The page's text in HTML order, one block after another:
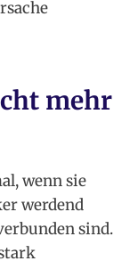
mehr
wenn sie
werdend
sind.